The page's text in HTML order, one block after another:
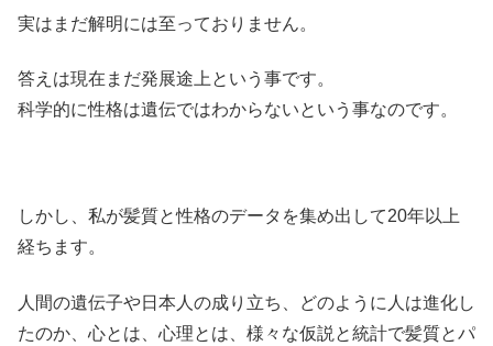
実はまだ解明には至っておりません。
答えは現在まだ発展途上という事です。
科学的に性格は遺伝ではわからないという事なのです。
しかし、私が髪質と性格のデータを集め出して20年以上
経ちます。
人間の遺伝子や日本人の成り立ち、どのように人は進化し
たのか、心とは、心理とは、様々な仮説と統計で髪質とパ